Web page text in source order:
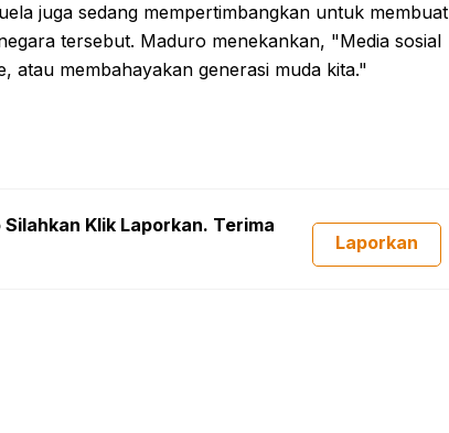
juga sedang mempertimbangkan untuk membuat
tersebut. Maduro menekankan, "Media sosial
atau membahayakan generasi muda kita."
Klik Laporkan. Terima
Laporkan